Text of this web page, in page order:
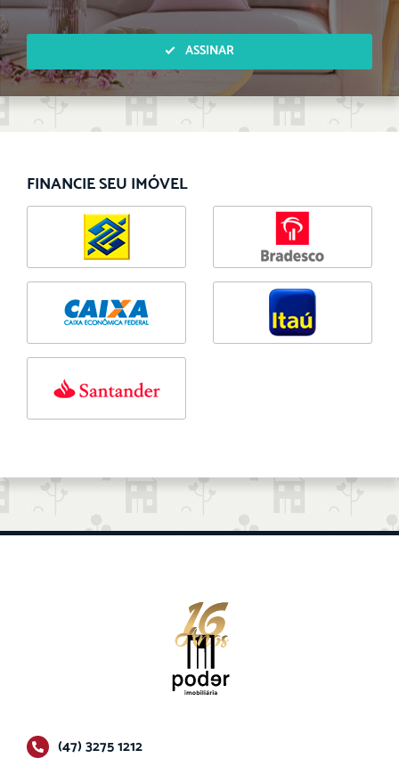
ASSINAR
FINANCIE SEU IMÓVEL
(47) 3275 1212